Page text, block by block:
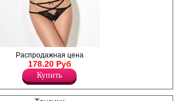
Сексуальные кружевные
трусики с открытым
доступом и декоративным
поясом из переплетённых
лент.
Лайкра 24%
Распродажная цена
178.20 Руб
Купить